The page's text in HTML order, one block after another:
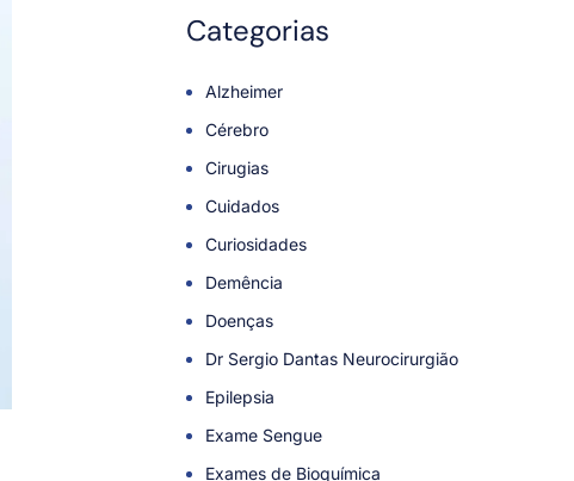
Categorias
Alzheimer
Cérebro
Cirugias
Cuidados
Curiosidades
Demência
Doenças
Dr Sergio Dantas Neurocirurgião
Epilepsia
Exame Sengue
Exames de Bioquímica